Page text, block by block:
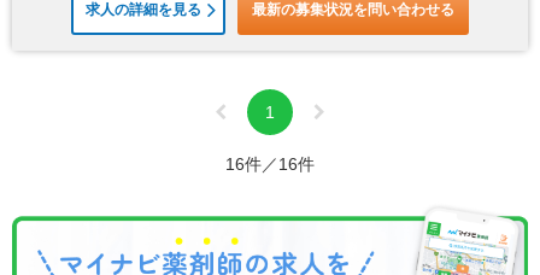
求人の詳細を見る 最新の募集状況を問い合わせる
1
16件／16件